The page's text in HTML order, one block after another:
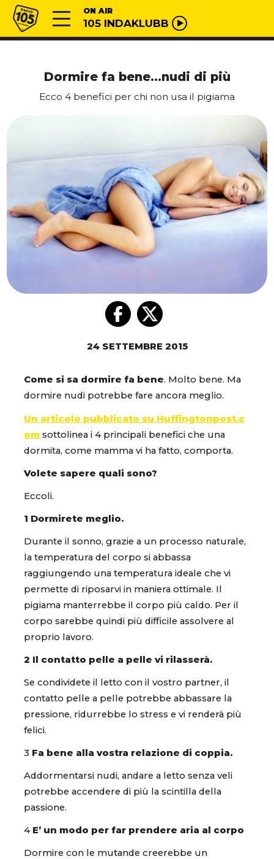
Vai al contenuto
Radio 105 ON AIR
105 INDAKLUBB
Dormire fa bene…nudi di più
Ecco 4 benefici per chi non usa il pigiama
24 SETTEMBRE 2015
Come si sa dormire fa bene. Molto bene. Ma
dormire nudi potrebbe fare ancora meglio.
Un articolo pubblicato su Huffingtonpost.c
om sottolinea i 4 principali benefici che una
dormita, come mamma vi ha fatto, comporta.
Volete sapere quali sono?
Eccoli.
1 Dormirete meglio.
Durante il sonno, grazie a un processo naturale,
la temperatura del corpo si abbassa
raggiungendo una temperatura ideale che vi
permette di riposarvi in maniera ottimale. Il
pigiama manterrebbe il corpo più caldo. Per il
corpo sarebbe quindi più difficile assolvere al
proprio lavoro.
2 Il contatto pelle a pelle vi rilasserà.
Se condividete il letto con il vostro partner, il
contatto pelle a pelle potrebbe abbassare la
pressione, ridurrebbe lo stress e vi renderà più
felici.
3 Fa bene alla vostra relazione di coppia.
Addormentarsi nudi, andare a letto senza veli
potrebbe accendere di più la scintilla della
passione.
4E’ un modo per far prendere aria al corpo
Dormire con le mutande creerebbe un